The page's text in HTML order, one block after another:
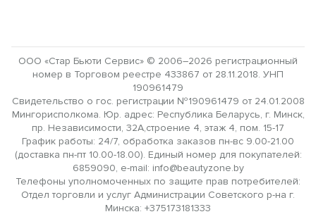
ООО «Стар Бьюти Сервис» © 2006–2026 регистрационный
номер в Торговом реестре 433867 от 28.11.2018. УНП
190961479
Свидетельство о гос. регистрации №190961479 от 24.01.2008
Мингорисполкома. Юр. адрес: Республика Беларусь, г. Минск,
пр. Независимости, 32А,строение 4, этаж 4, пом. 15-17
График работы: 24/7, обработка заказов пн-вс 9.00-21.00
(доставка пн-пт 10.00-18.00). Единый номер для покупателей:
6859090, e-mail: info@beautyzone.by
Телефоны уполномоченных по защите прав потребителей:
Отдел торговли и услуг Администрации Советского р-на г.
Минска: +375173181333